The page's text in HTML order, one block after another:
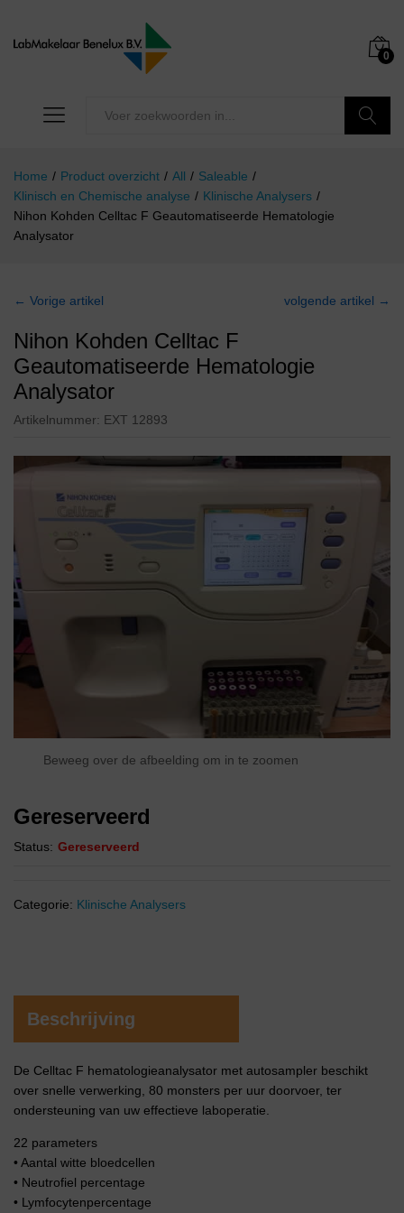
0
Home / Product overzicht / All / Saleable /
Klinisch en Chemische analyse / Klinische Analysers /
Nihon Kohden Celltac F Geautomatiseerde Hematologie
Analysator
← Vorige artikel volgende artikel →
Nihon Kohden Celltac F
Geautomatiseerde Hematologie
Analysator
Artikelnummer: EXT 12893
Beweeg over de afbeelding om in te zoomen
Gereserveerd
Status: Gereserveerd
Categorie: Klinische Analysers
Beschrijving
De Celltac F hematologieanalysator met autosampler beschikt
over snelle verwerking, 80 monsters per uur doorvoer, ter
ondersteuning van uw effectieve laboperatie.
22 parameters
• Aantal witte bloedcellen
• Neutrofiel percentage
• Lymfocytenpercentage